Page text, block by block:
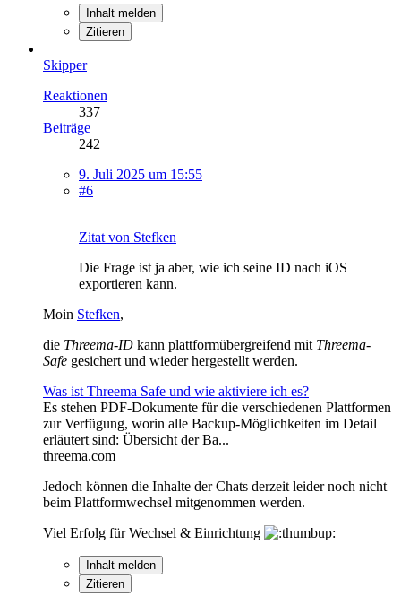
Inhalt melden
Zitieren
Skipper
Reaktionen
337
Beiträge
242
9. Juli 2025 um 15:55
#6
Zitat von Stefken
Die Frage ist ja aber, wie ich seine ID nach iOS
exportieren kann.
Moin Stefken,
die Threema-ID kann plattformübergreifend mit Threema-
Safe gesichert und wieder hergestellt werden.
Was ist Threema Safe und wie aktiviere ich es?
Es stehen PDF-Dokumente für die verschiedenen Plattformen
zur Verfügung, worin alle Backup-Möglichkeiten im Detail
erläutert sind: Übersicht der Ba...
threema.com
Jedoch können die Inhalte der Chats derzeit leider noch nicht
beim Plattformwechsel mitgenommen werden.
Viel Erfolg für Wechsel & Einrichtung
Inhalt melden
Zitieren